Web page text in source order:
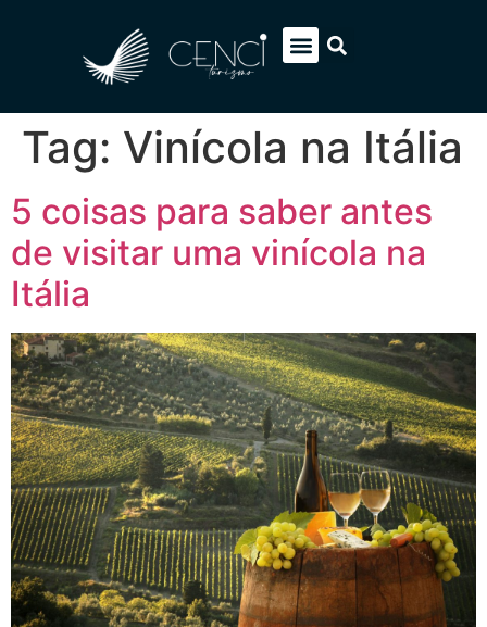
Tag: Vinícola na Itália
5 coisas para saber antes
de visitar uma vinícola na
Itália